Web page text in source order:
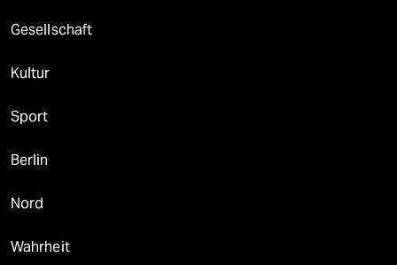
Gesellschaft
Kultur
Sport
Berlin
Nord
Wahrheit